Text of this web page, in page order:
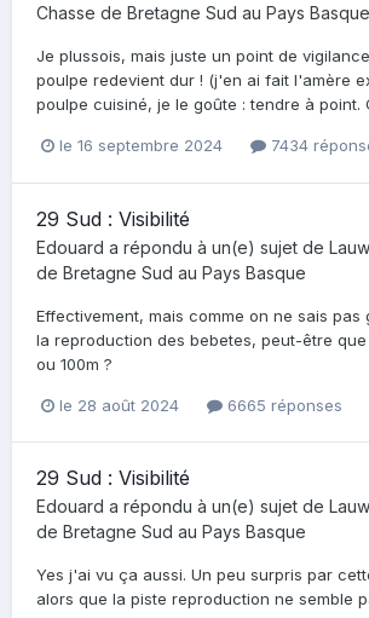
Chasse de Bretagne Sud au Pays Basque
Je plussois, mais juste un point de
poulpe redevient dur ! (j'en ai fait l'amère
poulpe cuisiné, je le goûte : tendre à point.
le 16 septembre 2024 7434
29 Sud : Visibilité
Edouard a répondu à un(e) sujet de
de Bretagne Sud au Pays Basque
Effectivement, mais comme on ne sais
la reproduction des bebetes, peut-être
ou 100m ?
le 28 août 2024 6665 réponses
29 Sud : Visibilité
Edouard a répondu à un(e) sujet de
de Bretagne Sud au Pays Basque
Yes j'ai vu ça aussi. Un peu surpris par
alors que la piste reproduction ne semble